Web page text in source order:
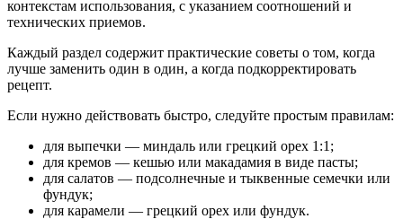
контекстам использования, с указанием соотношений и
технических приемов.
Каждый раздел содержит практические советы о том, когда
лучше заменить один в один, а когда подкорректировать
рецепт.
Если нужно действовать быстро, следуйте простым правилам:
для выпечки — миндаль или грецкий орех 1:1;
для кремов — кешью или макадамия в виде пасты;
для салатов — подсолнечные и тыквенные семечки или
фундук;
для карамели — грецкий орех или фундук.